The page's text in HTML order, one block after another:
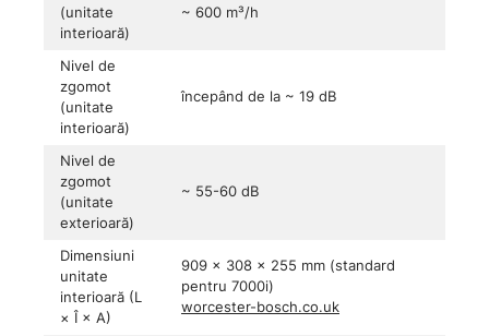
(unitate
interioară)
~ 600 m³/h
Nivel de
zgomot
(unitate
interioară)
începând de la ~ 19 dB
Nivel de
zgomot
(unitate
exterioară)
~ 55-60 dB
Dimensiuni
unitate
interioară (L
× Î × A)
909 × 308 × 255 mm (standard
pentru 7000i)
worcester-bosch.co.uk